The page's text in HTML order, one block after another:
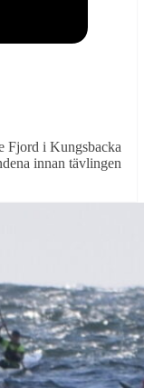
Fjord i Kungsbacka
innan tävlingen